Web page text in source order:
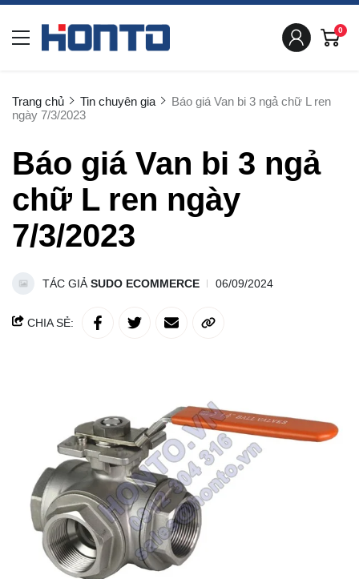
0
Trang chủ Tin chuyên gia
Báo giá Van bi 3 ngả chữ L ren
ngày 7/3/2023
Báo giá Van bi 3 ngả
chữ L ren ngày
7/3/2023
TÁC GIẢ SUDO ECOMMERCE 06/09/2024
CHIA SẺ: